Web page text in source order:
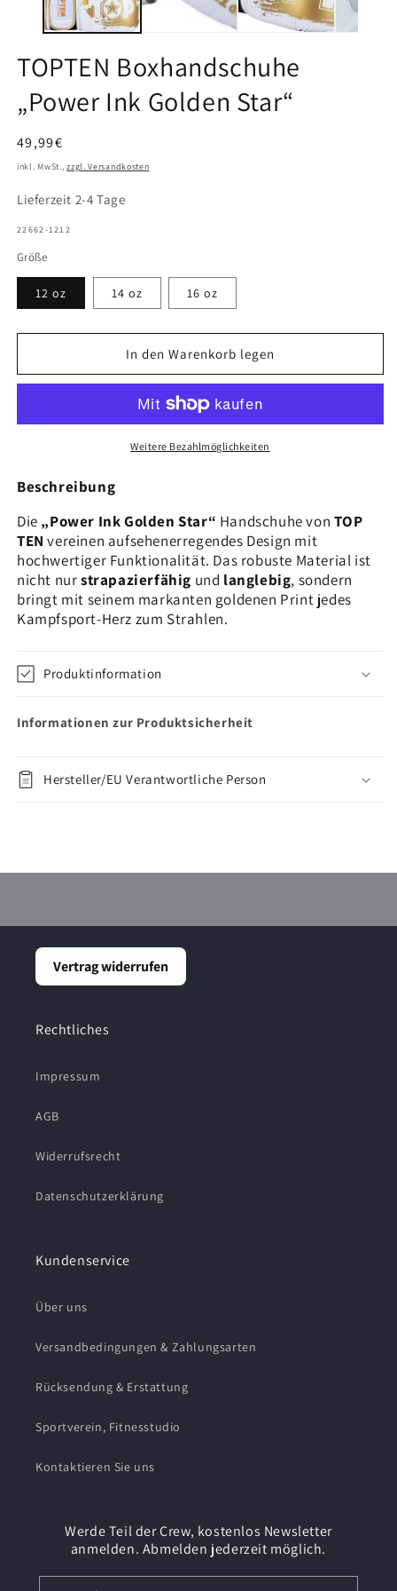
TOPTEN Boxhandschuhe
„Power Ink Golden Star“
Normaler
Preis
49,99€
inkl. MwSt.,zzgl. Versandkosten
Lieferzeit 2-4 Tage
SKU:
22662-1212
Größe
12 oz 14 oz 16 oz
In den Warenkorb legen
Weitere Bezahlmöglichkeiten
Beschreibung
Die „Power Ink Golden Star“ Handschuhe von TOP
TEN vereinen aufsehenerregendes Design mit
hochwertiger Funktionalität. Das robuste Material ist
nicht nurstrapazierfähig und langlebig, sondern
bringt mit seinem markanten goldenen Print jedes
Kampfsport-Herz zum Strahlen.
Produktinformation
Informationen zur Produktsicherheit
Hersteller/EU Verantwortliche Person
Vertrag widerrufen
Rechtliches
Impressum
AGB
Widerrufsrecht
Datenschutzerklärung
Kundenservice
Über uns
Versandbedingungen & Zahlungsarten
Rücksendung & Erstattung
Sportverein, Fitnesstudio
Kontaktieren Sie uns
Werde Teil der Crew, kostenlos Newsletter
anmelden. Abmelden jederzeit möglich.